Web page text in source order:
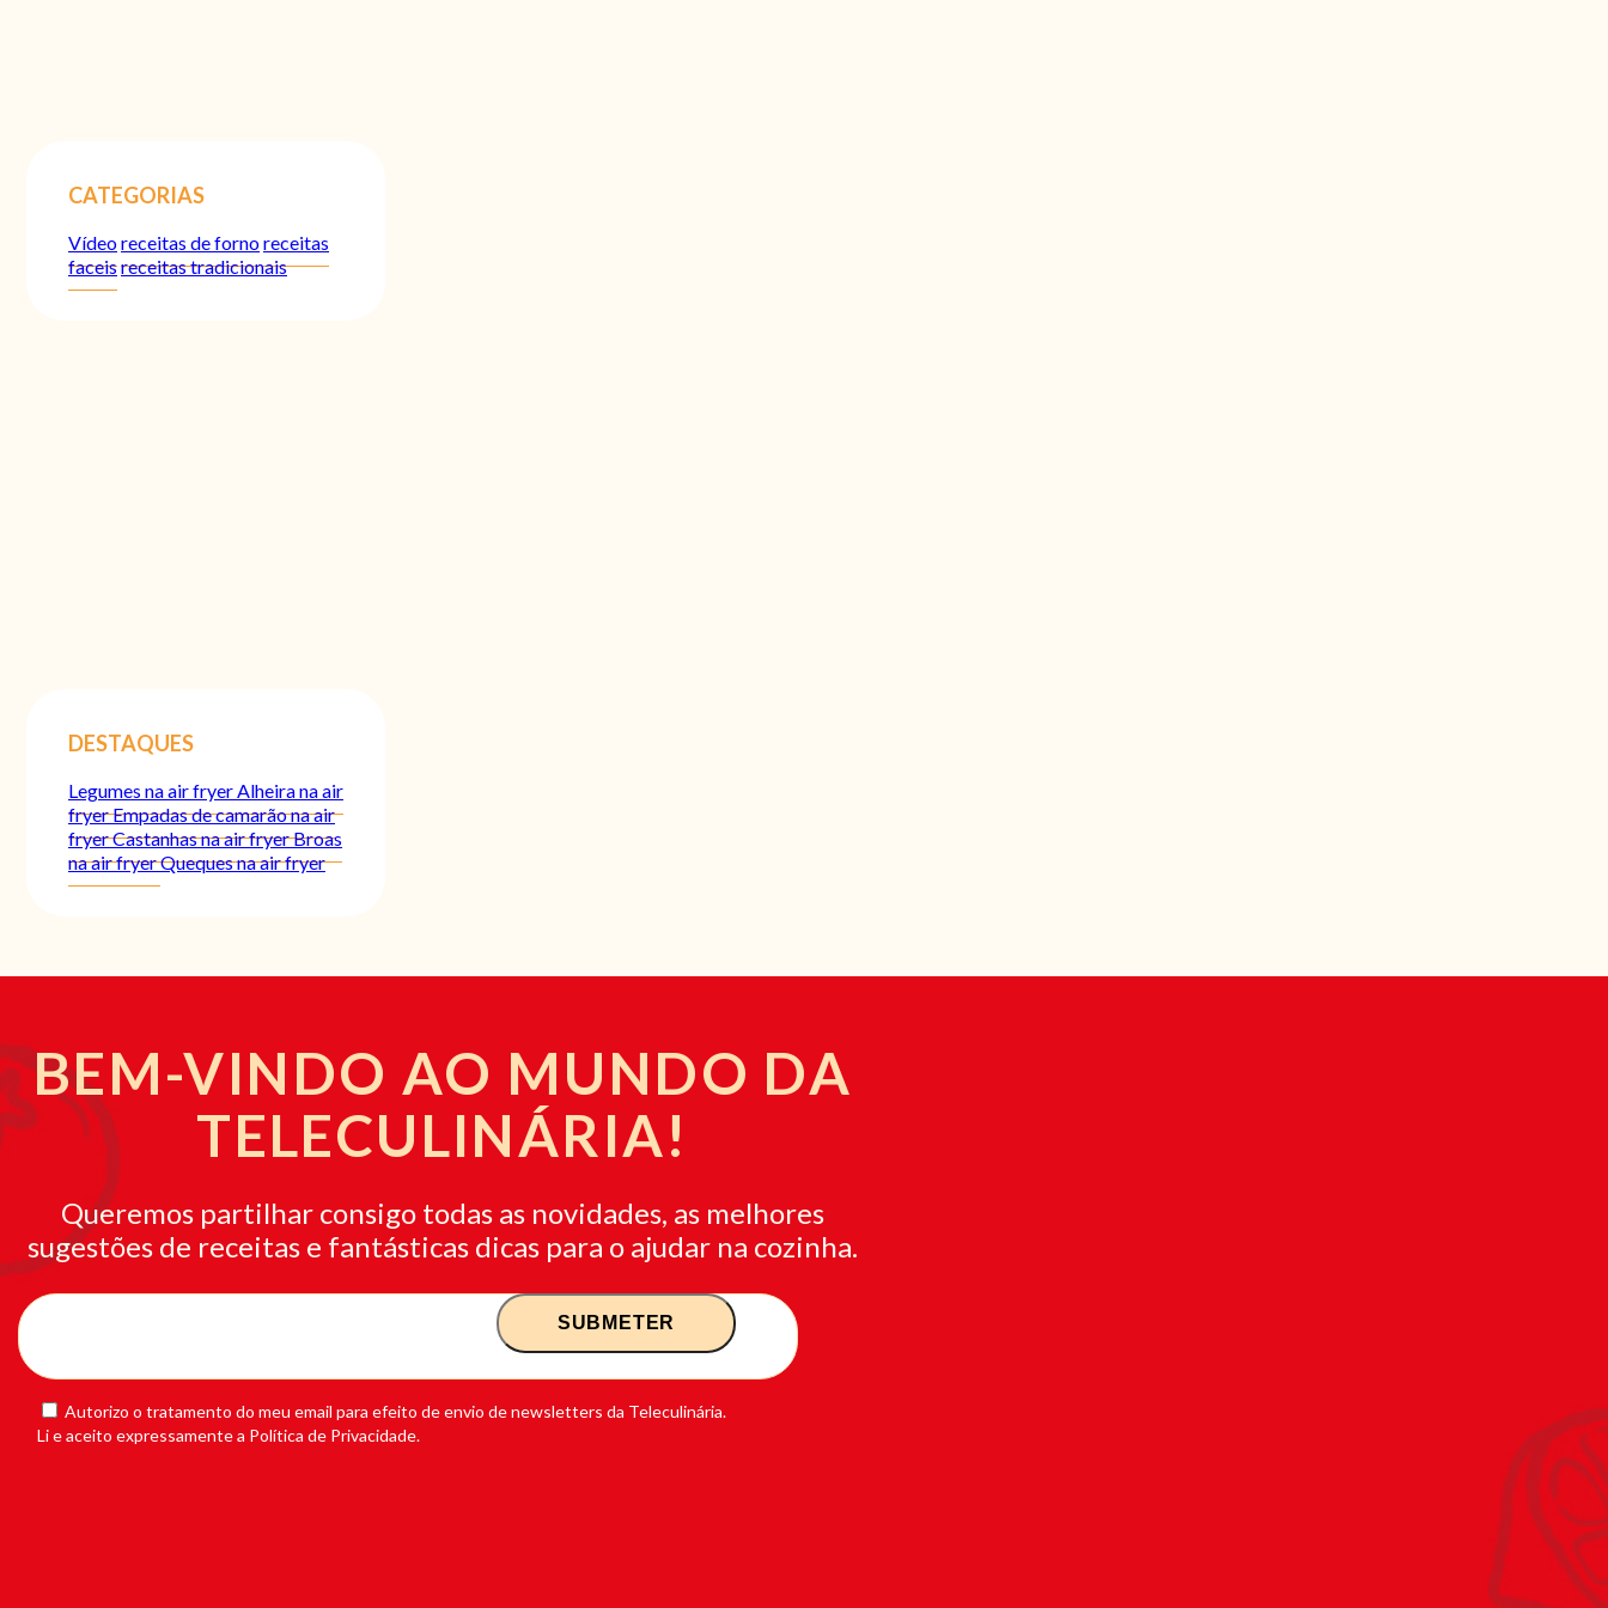
CATEGORIAS
Vídeoreceitas de fornoreceitas
faceisreceitas tradicionais
DESTAQUES
Legumes na air fryerAlheira na air
fryerEmpadas de camarão na air
fryerCastanhas na air fryerBroas
na air fryerQueques na air fryer
BEM-VINDO AO MUNDO DA
TELECULINÁRIA!
Queremos partilhar consigo todas as novidades, as melhores
sugestões de receitas e fantásticas dicas para o ajudar na cozinha.
Autorizo o tratamento do meu email para efeito de envio de newsletters da Teleculinária.
Li e aceito expressamente a Política de Privacidade.